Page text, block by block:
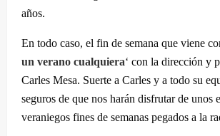
años.
En todo caso, el fin de semana que viene
un verano cualquiera‘ con la dirección y
Carles Mesa. Suerte a Carles y a todo su
seguros de que nos harán disfrutar de unos
veraniegos fines de semanas pegados a la